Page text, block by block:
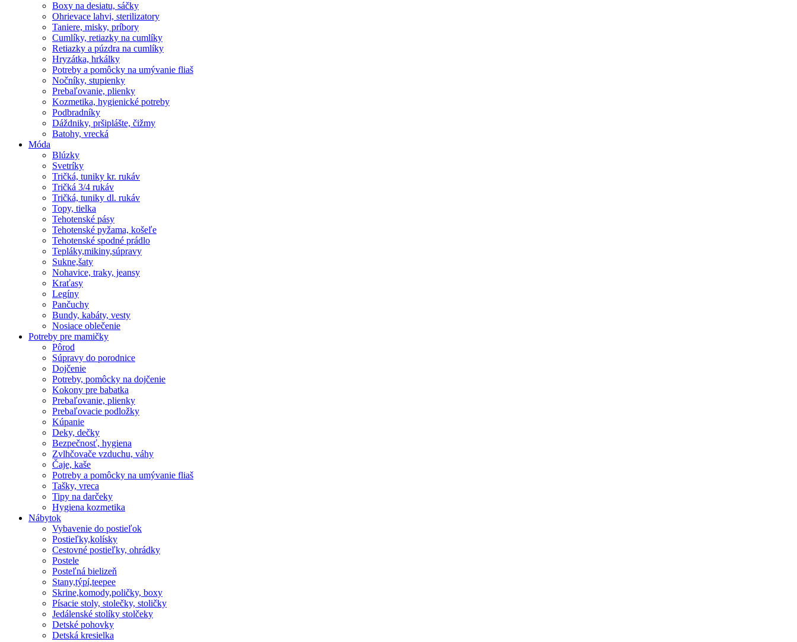
Boxy na desiatu, sáčky
Ohrievace lahvi, sterilizatory
Taniere, misky, príbory
Cumlíky, retiazky na cumlíky
Retiazky a púzdra na cumlíky
Hryzátka, hrkálky
Potreby a pomôcky na umývanie fliaš
Nočníky, stupienky
Prebaľovanie, plienky
Kozmetika, hygienické potreby
Podbradníky
Dáždniky, pršiplášte, čižmy
Batohy, vrecká
Móda
Blúzky
Svetríky
Tričká, tuniky kr. rukáv
Tričká 3/4 rukáv
Tričká, tuniky dl. rukáv
Topy, tielka
Tehotenské pásy
Tehotenské pyžama, košeľe
Tehotenské spodné prádlo
Tepláky,mikiny,súpravy
Sukne,šaty
Nohavice, traky, jeansy
Kraťasy
Legíny
Pančuchy
Bundy, kabáty, vesty
Nosiace oblečenie
Potreby pre mamičky
Pôrod
Súpravy do porodnice
Dojčenie
Potreby, pomôcky na dojčenie
Kokony pre babatka
Prebaľovanie, plienky
Prebaľovacie podložky
Kúpanie
Deky, dečky
Bezpečnosť, hygiena
Zvlhčovače vzduchu, váhy
Čaje, kaše
Potreby a pomôcky na umývanie fliaš
Tašky, vreca
Tipy na darčeky
Hygiena kozmetika
Nábytok
Vybavenie do postieľok
Postieľky,kolísky
Cestovné postieľky, ohrádky
Postele
Posteľná bielizeň
Stany,týpí,teepee
Skrine,komody,poličky, boxy
Písacie stoly, stolečky, stoličky
Jedálenské stolíky stolčeky
Detské pohovky
Detská kresielka